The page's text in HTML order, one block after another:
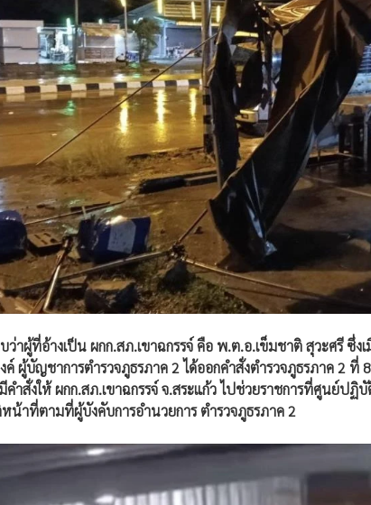
ว่าผู้ที่อ้างเป็น ผกก.สภ.เขาฉกรรจ์​ คือ พ.ต.อ.เข็มชาติ สุวะศรี ซึ่
ผู้บัญชาการตำรวจภูธรภาค 2 ได้ออกคำสั่งตำรวจภูธรภาค 2 ที่
คำสั่งให้ ผกก.สภ.เขาฉกรรจ์ จ.สระแก้ว ไปช่วยราชการที่ศูนย์ปฏิ
น้าที่ตามที่ผู้บังคับการอำนวยการ ตำรวจภูธรภาค 2